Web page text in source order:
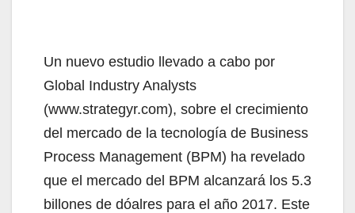
Un nuevo estudio llevado a cabo por
Global Industry Analysts
(www.strategyr.com), sobre el crecimiento
del mercado de la tecnología de Business
Process Management (BPM) ha revelado
que el mercado del BPM alcanzará los 5.3
billones de dóalres para el año 2017. Este